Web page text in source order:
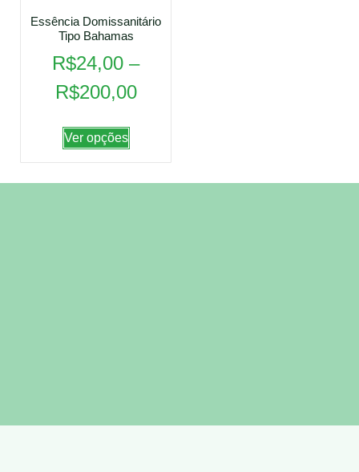
Essência Domissanitário
Tipo Bahamas
R$24,00 –
R$200,00
Ver opções